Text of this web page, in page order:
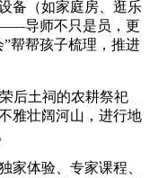
备（如家庭房、逛乐
导师不只是员，更
帮帮孩子梳理，推进
后土祠的农耕祭祀
雅壮阔河山，进行地
体验、专家课程、